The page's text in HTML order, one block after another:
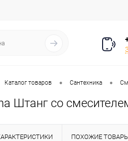
Каталог товаров • Сантехника •
Штанг со
ПОХОЖИЕ